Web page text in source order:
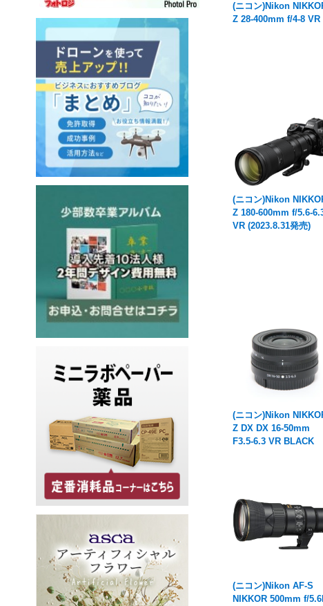
(ニコン)Nikon
Z 28-400mm f/4-8 VR
(ニコン)Nikon
Z 180-600mm f/5.6-
VR (2023.8.31発売)
(ニコン)Nikon
Z DX DX 16-50mm
F3.5-6.3 VR BLACK
(ニコン)Nikon AF-S
NIKKOR 500mm f/